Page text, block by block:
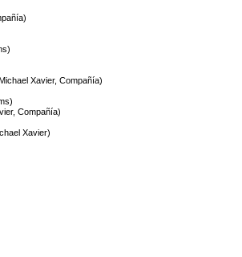
Xavier, Compañía)
Compañía)
Xavier)